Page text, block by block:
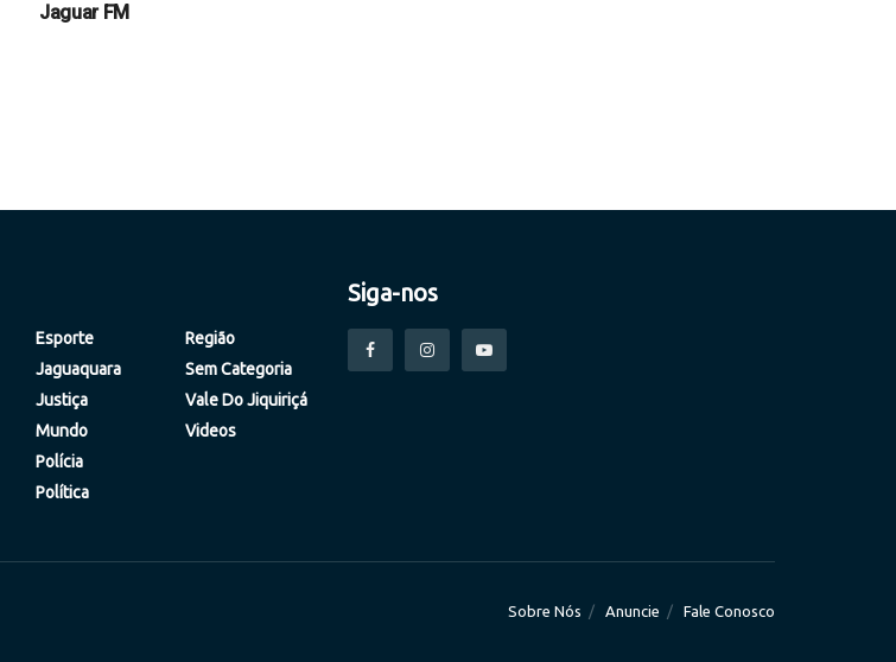
Jaguar FM
Esporte
Jaguaquara
Justiça
Mundo
Polícia
Política
Região
Sem Categoria
Vale Do Jiquiriçá
Videos
Siga-nos
Sobre Nós Anuncie Fale Conosco